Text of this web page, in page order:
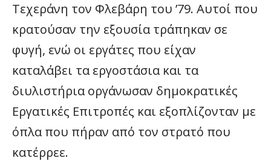
Τεχεράνη τον Φλεβάρη του ’79. Αυτοί που
κρατούσαν την εξουσία τράπηκαν σε
φυγή, ενώ οι εργάτες που είχαν
καταλάβει τα εργοστάσια και τα
διυλιστήρια οργάνωσαν δημοκρατικές
Εργατικές Επιτροπές και εξοπλίζονταν με
όπλα που πήραν από τον στρατό που
κατέρρεε.